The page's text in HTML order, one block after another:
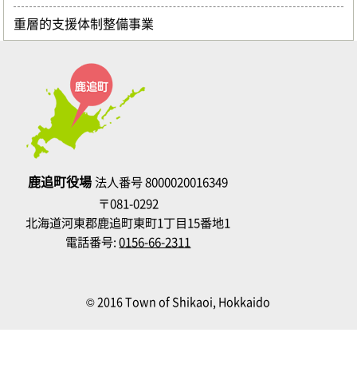
重層的支援体制整備事業
鹿追町役場法人番号 8000020016349
〒081-0292
北海道河東郡鹿追町東町1丁目15番地1
電話番号:0156-66-2311
© 2016 Town of Shikaoi, Hokkaido